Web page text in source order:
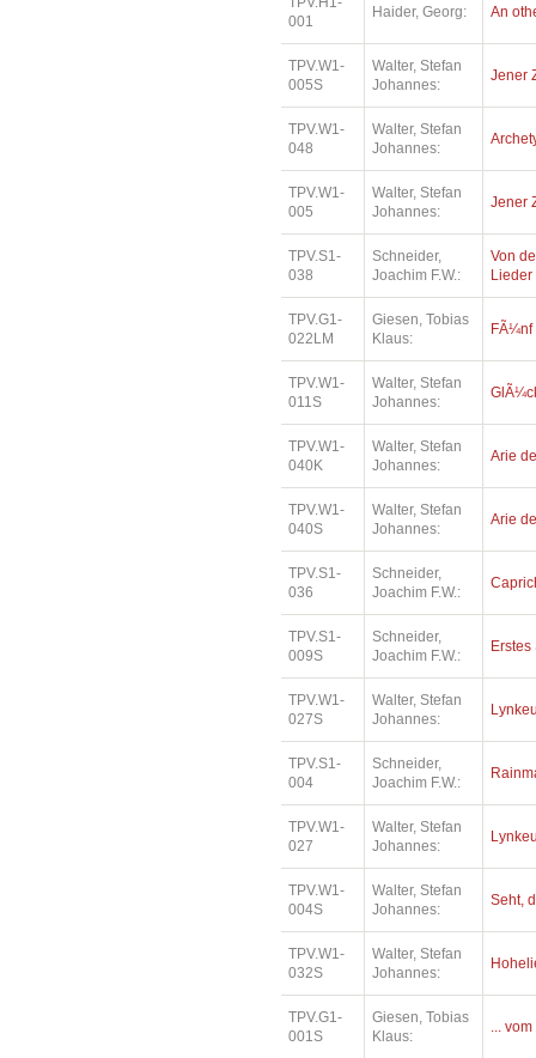
001
Haider, Georg: An
TPV.W1-
005S
Walter, Stefan
Johannes:
Jener
TPV.W1-
048
Walter, Stefan
Johannes:
TPV.W1-
005
Walter, Stefan
Johannes:
Jener
TPV.S1-
038
Schneider,
Joachim F.W.:
Von
Lieder
TPV.G1-
022LM
Giesen, Tobias
Klaus:
FÃ¼nf
TPV.W1-
011S
Walter, Stefan
Johannes:
TPV.W1-
040K
Walter, Stefan
Johannes:
Arie
TPV.W1-
040S
Walter, Stefan
Johannes:
Arie
TPV.S1-
036
Schneider,
Joachim F.W.:
TPV.S1-
009S
Schneider,
Joachim F.W.:
TPV.W1-
027S
Walter, Stefan
Johannes:
TPV.S1-
004
Schneider,
Joachim F.W.:
TPV.W1-
027
Walter, Stefan
Johannes:
TPV.W1-
004S
Walter, Stefan
Johannes:
Seht,
TPV.W1-
032S
Walter, Stefan
Johannes:
TPV.G1-
001S
Giesen, Tobias
Klaus:
...